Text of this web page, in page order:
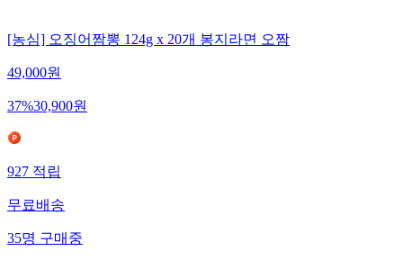
[농심] 오징어짬뽕 124g x 20개 봉지라면 오짬
49,000원
37%30,900원
927 적립
무료배송
35명 구매중